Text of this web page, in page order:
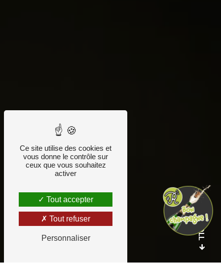
SCROLL
Ce site utilise des cookies et
vous donne le contrôle sur
ceux que vous souhaitez
activer
Tout accepter
Tout refuser
Personnaliser